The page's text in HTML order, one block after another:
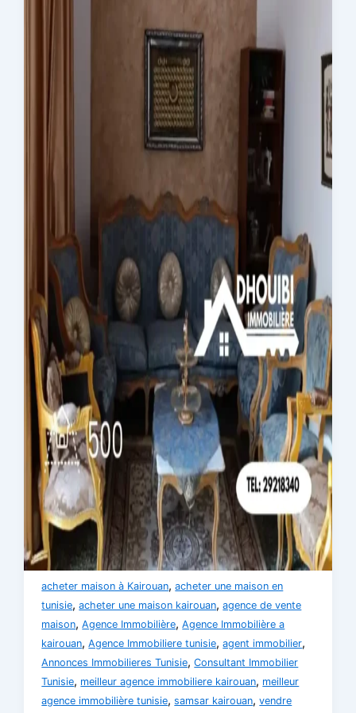
acheter maison à Kairouan,acheter une maison en
tunisie,acheter une maison kairouan,agence de vente
maison,Agence Immobilière,Agence Immobilière a
kairouan,Agence Immobiliere tunisie,agent immobilier,
Annonces Immobilieres Tunisie,Consultant Immobilier
Tunisie, meilleur agence immobiliere kairouan, meilleur
agence immobilière tunisie,samsar kairouan,vendre